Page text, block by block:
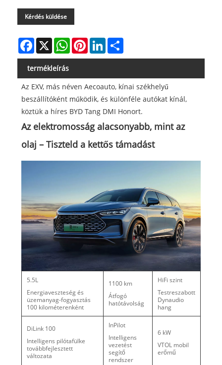
Kérdés küldése
Facebook
X WhatsAppPinterestLinkedIn
termékleírás
Az EXV, más néven Aecoauto, kínai székhelyű
beszállítóként működik, és különféle autókat kínál,
köztük a híres BYD Tang DMI Honort.
Az elektromosság alacsonyabb, mint az
olaj – Tiszteld a kettős támadást
5.5L
Energiaveszteség és
üzemanyag-fogyasztás
100 kilométerenként
1100 km
Átfogó
hatótávolság
HiFi szint
Testreszabott
Dynaudio
hang
DiLink 100
Intelligens pilótafülke
továbbfejlesztett
változata
InPilot
Intelligens
vezetést
segítő
rendszer
6 kW
VTOL mobil
erőmű